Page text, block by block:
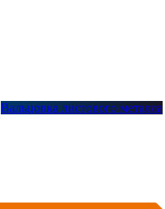
Вальцовка листового металла